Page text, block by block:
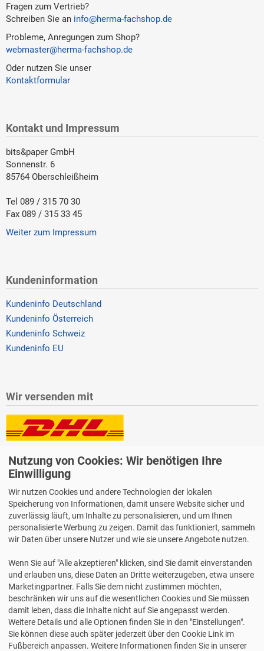
Fragen zum Vertrieb?
Schreiben Sie an info@herma-fachshop.de
Probleme, Anregungen zum Shop?
webmaster@herma-fachshop.de
Oder nutzen Sie unser
Kontaktformular
Kontakt und Impressum
bits&paper GmbH
Sonnenstr. 6
85764 Oberschleißheim
Tel 089 / 315 70 30
Fax 089 / 315 33 45
Weiter zum Impressum
Kundeninformation
Kundeninfo Deutschland
Kundeninfo Österreich
Kundeninfo Schweiz
Kundeninfo EU
Wir versenden mit
Samstagszustellung
Bequeme Zahlung über Paypal
2 Jahre Gewährleistung
Alle Texte, Grafiken, Bilder und das Layout sind urheberrechtlich
geschützt und dürfen nicht ohne ausdrückliche, schriftliche
Erlaubnis weiterverwendet werden.
© 2026 bits&paper GmbH - HERMA Fachshop - HERMA 7168 -
Nutzung von Cookies: Wir benötigen Ihre
Einwilligung
Wir nutzen Cookies und andere Technologien der lokalen
Speicherung von Informationen, damit unsere Website sicher und
zuverlässig läuft, um Inhalte zu personalisieren, und um Ihnen
personalisierte Werbung zu zeigen. Damit das funktioniert, sammeln
wir Daten über unsere Nutzer und wie sie unsere Angebote nutzen.
Wenn Sie auf "Alle akzeptieren" klicken, sind Sie damit einverstanden
und erlauben uns, diese Daten an Dritte weiterzugeben, etwa unsere
Marketingpartner. Falls Sie dem nicht zustimmen möchten,
beschränken wir uns auf die wesentlichen Cookies und Sie müssen
damit leben, dass die Inhalte nicht auf Sie angepasst werden.
Weitere Details und alle Optionen finden Sie in den "Einstellungen".
Sie können diese auch später jederzeit über den Cookie Link im
Fußbereich anpassen. Weitere Informationen finden Sie in unserer